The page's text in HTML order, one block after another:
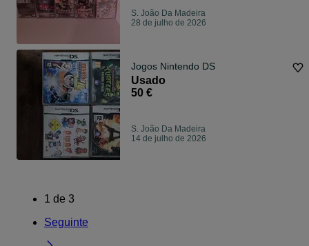
S. João Da Madeira
28 de julho de 2026
Jogos Nintendo DS
Usado
50 €
S. João Da Madeira
14 de julho de 2026
1 de 3
Seguinte